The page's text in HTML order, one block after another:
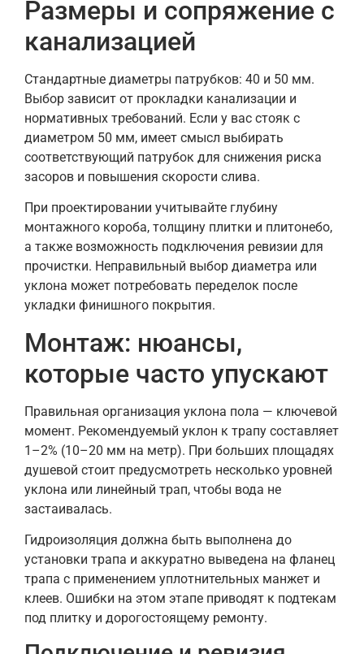
Размеры и сопряжение с
канализацией
Стандартные диаметры патрубков: 40 и 50 мм.
Выбор зависит от прокладки канализации и
нормативных требований. Если у вас стояк с
диаметром 50 мм, имеет смысл выбирать
соответствующий патрубок для снижения риска
засоров и повышения скорости слива.
При проектировании учитывайте глубину
монтажного короба, толщину плитки и плитонебо,
а также возможность подключения ревизии для
прочистки. Неправильный выбор диаметра или
уклона может потребовать переделок после
укладки финишного покрытия.
Монтаж: нюансы,
которые часто упускают
Правильная организация уклона пола — ключевой
момент. Рекомендуемый уклон к трапу составляет
1–2% (10–20 мм на метр). При больших площадях
душевой стоит предусмотреть несколько уровней
уклона или линейный трап, чтобы вода не
застаивалась.
Гидроизоляция должна быть выполнена до
установки трапа и аккуратно выведена на фланец
трапа с применением уплотнительных манжет и
клеев. Ошибки на этом этапе приводят к подтекам
под плитку и дорогостоящему ремонту.